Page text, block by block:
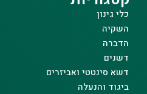
כלי גינון
השקיה
הדברה
דשנים
דשא סינטטי ואביזרים
ביגוד והנעלה